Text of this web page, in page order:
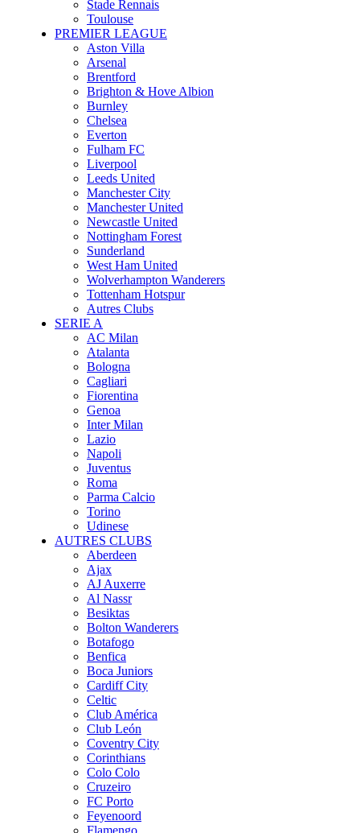
Stade Rennais
Toulouse
PREMIER LEAGUE
Aston Villa
Arsenal
Brentford
Brighton & Hove Albion
Burnley
Chelsea
Everton
Fulham FC
Liverpool
Leeds United
Manchester City
Manchester United
Newcastle United
Nottingham Forest
Sunderland
West Ham United
Wolverhampton Wanderers
Tottenham Hotspur
Autres Clubs
SERIE A
AC Milan
Atalanta
Bologna
Cagliari
Fiorentina
Genoa
Inter Milan
Lazio
Napoli
Juventus
Roma
Parma Calcio
Torino
Udinese
AUTRES CLUBS
Aberdeen
Ajax
AJ Auxerre
Al Nassr
Besiktas
Bolton Wanderers
Botafogo
Benfica
Boca Juniors
Cardiff City
Celtic
Club América
Club León
Coventry City
Corinthians
Colo Colo
Cruzeiro
FC Porto
Feyenoord
Flamengo